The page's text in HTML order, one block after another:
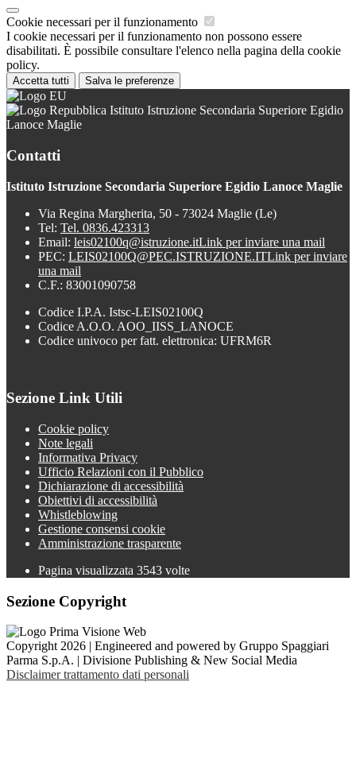
Cookie necessari per il funzionamento
I cookie necessari per il funzionamento non possono essere
disabilitati. È possibile consultare l'elenco nella pagina della cookie
policy.
Accetta tutti Salva le preferenze
Istituto Istruzione Secondaria Superiore Egidio
Lanoce Maglie
Contatti
Istituto Istruzione Secondaria Superiore Egidio Lanoce Maglie
Via Regina Margherita, 50 - 73024 Maglie (Le)
Tel: Tel. 0836.423313
Email: leis02100q@istruzione.itLink per inviare una mail
PEC: LEIS02100Q@PEC.ISTRUZIONE.ITLink per inviare
una mail
C.F.: 83001090758
Codice I.P.A. Istsc-LEIS02100Q
Codice A.O.O. AOO_IISS_LANOCE
Codice univoco per fatt. elettronica: UFRM6R
Sezione Link Utili
Cookie policy
Note legali
Informativa Privacy
Ufficio Relazioni con il Pubblico
Dichiarazione di accessibilità
Obiettivi di accessibilità
Whistleblowing
Gestione consensi cookie
Amministrazione trasparente
Pagina visualizzata 3543 volte
Sezione Copyright
Copyright 2026 | Engineered and powered by Gruppo Spaggiari
Parma S.p.A. | Divisione Publishing & New Social Media
Disclaimer trattamento dati personali